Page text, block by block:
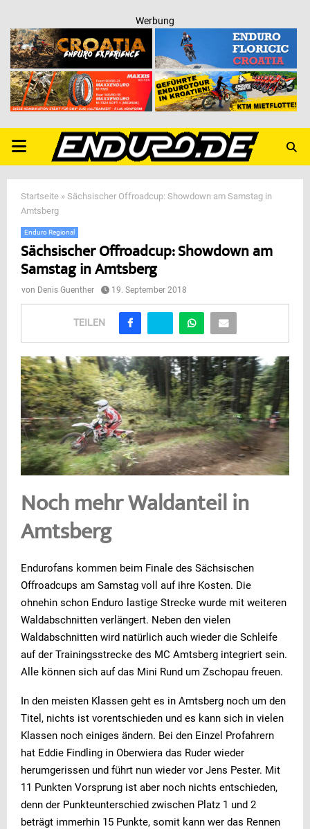
Werbung
PRIMARY
MENU
Startseite » Sächsischer Offroadcup: Showdown am Samstag in
Amtsberg
Enduro Regional
Sächsischer Offroadcup: Showdown am
Samstag in Amtsberg
von Denis Guenther 19. September 2018
TEILEN
Noch mehr Waldanteil in
Amtsberg
Endurofans kommen beim Finale des Sächsischen
Offroadcups am Samstag voll auf ihre Kosten. Die
ohnehin schon Enduro lastige Strecke wurde mit weiteren
Waldabschnitten verlängert. Neben den vielen
Waldabschnitten wird natürlich auch wieder die Schleife
auf der Trainingsstrecke des MC Amtsberg integriert sein.
Alle können sich auf das Mini Rund um Zschopau freuen.
In den meisten Klassen geht es in Amtsberg noch um den
Titel, nichts ist vorentschieden und es kann sich in vielen
Klassen noch einiges ändern. Bei den Einzel Profahrern
hat Eddie Findling in Oberwiera das Ruder wieder
herumgerissen und führt nun wieder vor Jens Pester. Mit
11 Punkten Vorsprung ist aber noch nichts entschieden,
denn der Punkteunterschied zwischen Platz 1 und 2
beträgt immerhin 15 Punkte, somit kann wer das Rennen